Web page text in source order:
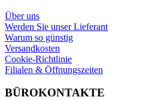
Über uns
Werden Sie unser Lieferant
Warum so günstig
Versandkosten
Cookie-Richtlinie
Filialen & Öffnungszeiten
BÜROKONTAKTE